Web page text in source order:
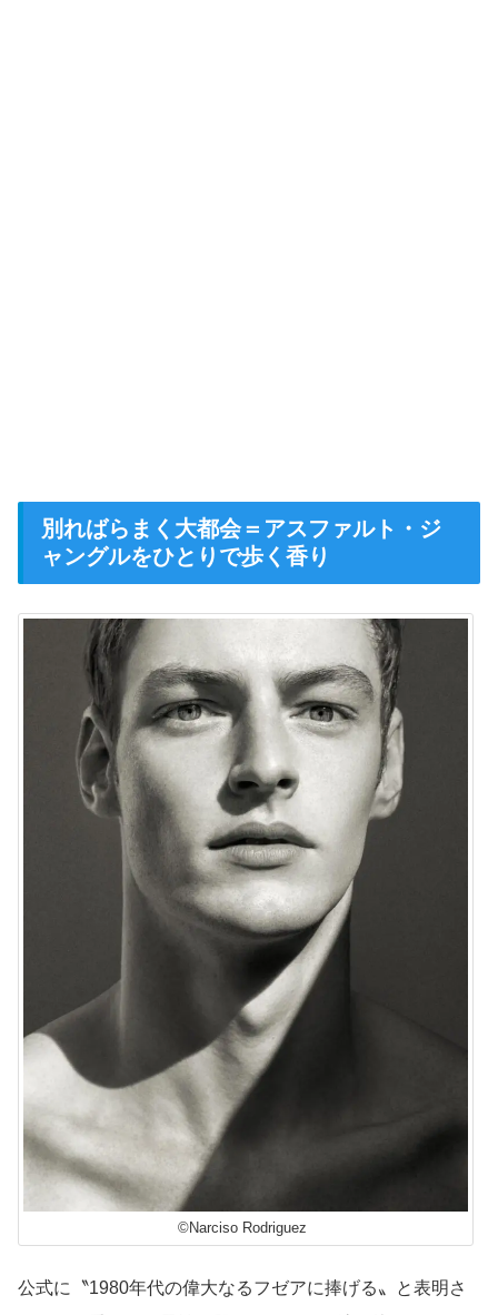
別ればらまく大都会＝アスファルト・ジ
ャングルをひとりで歩く香り
©Narciso Rodriguez
公式に〝1980年代の偉大なるフゼアに捧げる〟と表明さ